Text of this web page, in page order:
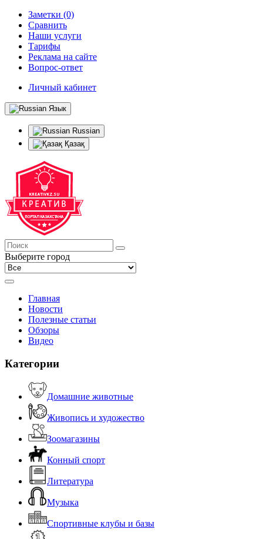
Заметки (0)
Сравнить
Наши услуги
Тарифы
Реклама на сайте
Вопрос-ответ
Личный кабинет
Язык
Russian
Қазақ
Выберите город
Главная
Новости
Полезные статьи
Обзоры
Видео
Категории
Домашние животные
Живопись и художество
Зоомагазины
Конный спорт
Литература
Музыка
Спортивные клубы и базы